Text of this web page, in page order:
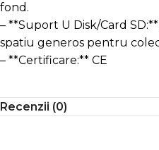
fond.
– **Suport U Disk/Card
spatiu generos pentru
– **Certificare:** CE
Recenzii (0)